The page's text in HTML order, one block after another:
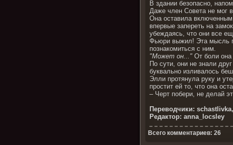
В здании безопасно,
Даже член Совета не мог
Она оставила
впервые запереть на
убеждаясь, что они все
Фьюри выжил! Эта мысль
познакомиться с ним.
"Может он..." От боли она
По сути, они не знали
буквально изливалось
Элли протянула руку и
простит ей то, что она
– Черт побери, не делай
Переводчики:
Редактор: anna_locsley
Всего комментариев: 26